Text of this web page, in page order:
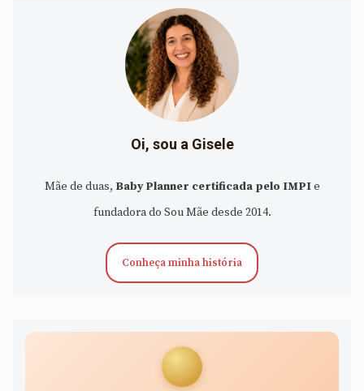
Oi, sou a Gisele
Mãe de duas, Baby Planner certificada pelo IMPIe
fundadora do Sou Mãe desde 2014.
Conheça minha história